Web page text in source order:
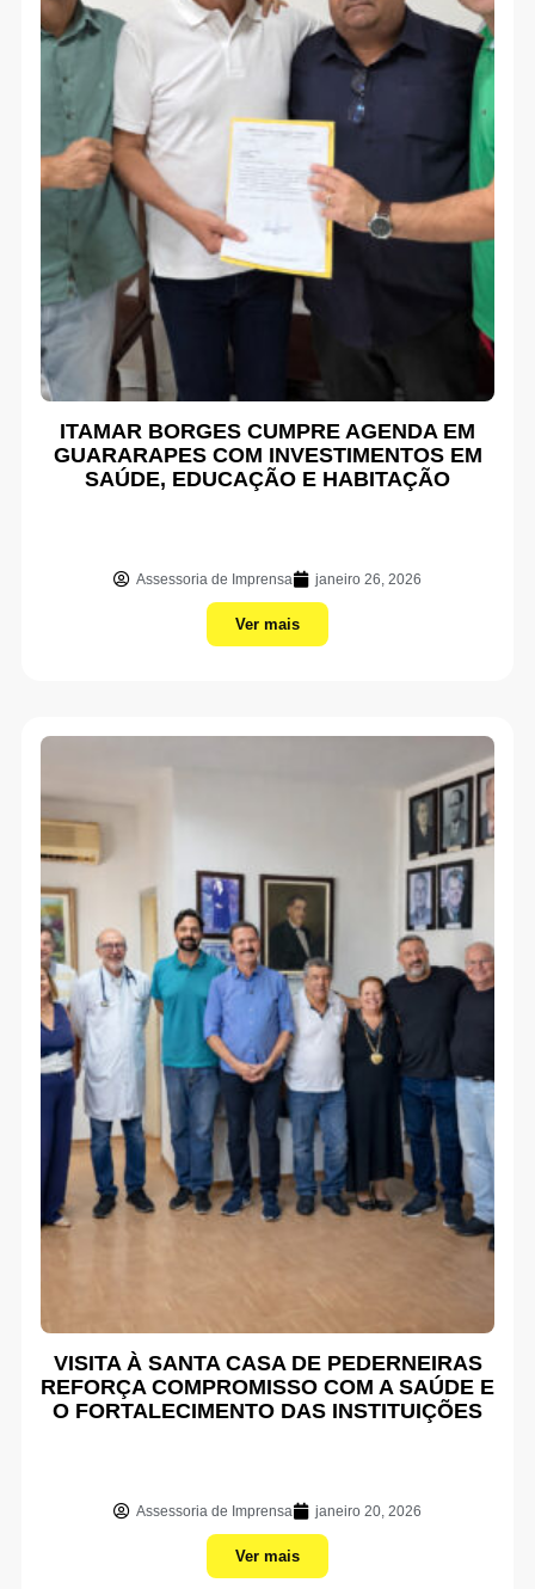
ITAMAR BORGES CUMPRE AGENDA EM
GUARARAPES COM INVESTIMENTOS EM
SAÚDE, EDUCAÇÃO E HABITAÇÃO
Assessoria de Imprensa janeiro 26, 2026
Ver mais
VISITA À SANTA CASA DE PEDERNEIRAS
REFORÇA COMPROMISSO COM A SAÚDE E
O FORTALECIMENTO DAS INSTITUIÇÕES
Assessoria de Imprensa janeiro 20, 2026
Ver mais